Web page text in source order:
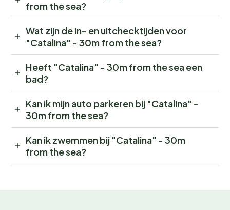
from the sea?
Wat zijn de in- en uitchecktijden voor
"Catalina" - 30m from the sea?
Heeft "Catalina" - 30m from the sea een
bad?
Kan ik mijn auto parkeren bij "Catalina" -
30m from the sea?
Kan ik zwemmen bij "Catalina" - 30m
from the sea?